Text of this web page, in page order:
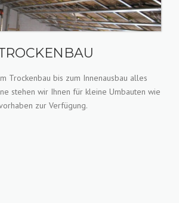
Trockenbau bis zum Innenausbau alles
stehen wir Ihnen für kleine Umbauten wie
zur Verfügung.